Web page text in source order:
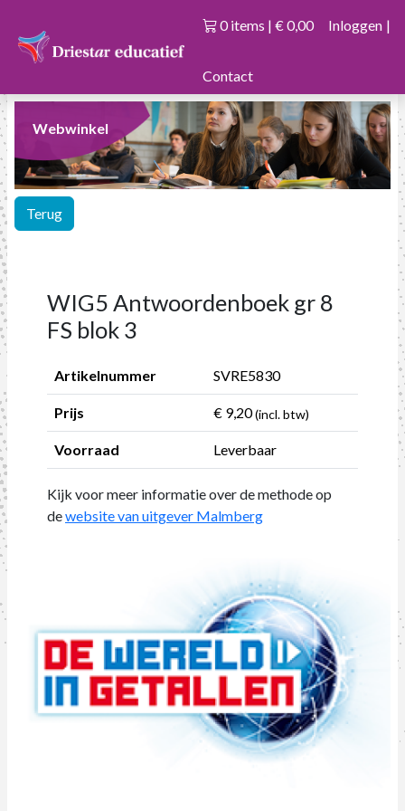
0 items | € 0,00 Inloggen |
Contact
Webwinkel
Terug
WIG5 Antwoordenboek gr 8
FS blok 3
Artikelnummer SVRE5830
Prijs € 9,20(incl. btw)
Voorraad Leverbaar
Kijk voor meer informatie over de methode op
dewebsite van uitgever Malmberg